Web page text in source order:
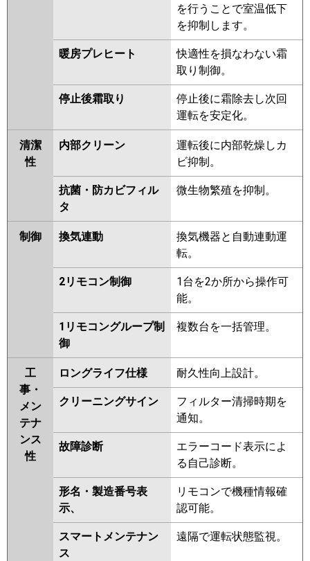
を行うことで室温低下
を抑制します。
暖房プレヒート
快適性を損なわない霜
取り制御。
停止後霜取り
停止後に霜除去し次回
運転を安定化。
清潔
性
内部クリーン
運転後に内部乾燥しカ
ビ抑制。
抗菌・防カビフィル
タ
微生物繁殖を抑制。
制御 換気連動
換気機器と自動連動運
転。
2リモコン制御
1台を2か所から操作可
能。
1リモコングループ制
御
複数台を一括管理。
工
事・
メン
テナ
ンス
性
ロングライフ仕様 耐久性向上設計。
クリーニングサイン
フィルター清掃時期を
通知。
故障診断
エラーコード表示によ
る自己診断。
形名・製造番号表
示、
リモコンで機種情報確
認可能。
スマートメンテナン
ス
遠隔で運転状態監視。